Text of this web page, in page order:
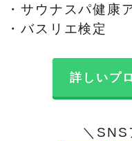
・サウナスパ健康
・バスリエ検定
詳しいプ
＼SNS